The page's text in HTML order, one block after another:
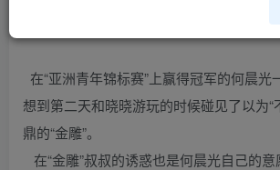
在“亚洲青年锦标赛”上赢得冠军的何晨光
想到第二天和晓晓游玩的时候碰见了以为“
鼎的“金雕”。
在“金雕”叔叔的诱惑也是何晨光自己的意